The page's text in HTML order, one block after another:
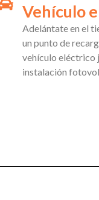
Vehículo
Adelántate en el
un punto de
vehículo eléctrico
instalación